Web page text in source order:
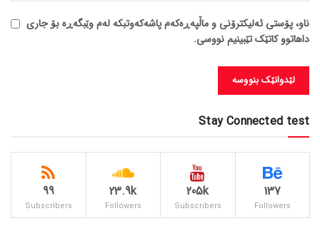
ناو، پۆستی ئەلیکترۆنی و ماڵپەڕەکەم پاشەکەوتبکە لەم وێبگەڕە بۆ جاری
داهاتوو کاتێک تێبینیم نووسی.
Stay Connected test
137
Followers
205k
Subscribers
23.9k
Followers
99
Subscribers